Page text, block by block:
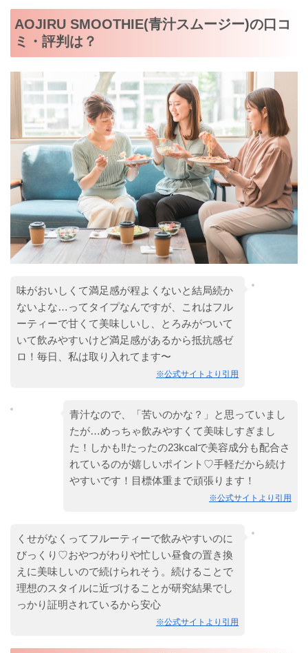
AOJIRU SMOOTHIE(青汁スムージー)の口コ
ミ・評判は？
味がおいしくて満足感が程よくないと結局続か
ないよな…ってタイプなんですが、これはフル
ーティーで甘くて美味しいし、とろみがついて
いて飲みやすいけど満足感があるから抵抗感ゼ
ロ！毎日、私は取り入れてます〜
※公式サイトより引用
青汁なので、「苦いのかな？」と思っていまし
たが…めっちゃ飲みやすくて美味しすぎまし
た！しかも‼︎たったの23kcalで美容成分も配合さ
れているのが嬉しいポイント♡手軽だから続け
やすいです！目標体重まで頑張ります！
※公式サイトより引用
くせがなくってフルーティーで飲みやすいのに
びっくり♡おやつがわりや忙しい昼食の置き換
えに美味しいので続けられそう。続けることで
理想のスタイルに近づけることが研究結果でし
っかり証明されているから安心
※公式サイトより引用